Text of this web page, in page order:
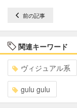
前の記事
関連キーワード
ヴィジュアル系
gulu gulu